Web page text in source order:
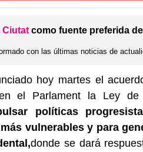
Ciutat como fuente preferida
con las últimas noticias de
hoy martes el
el Parlament la Ley de
políticas
vulnerables y para
donde se dará